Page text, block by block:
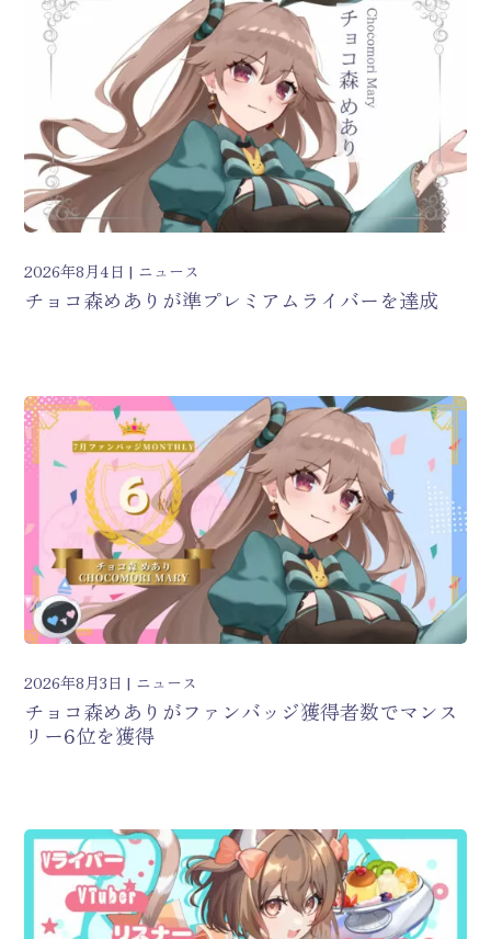
2026年8月4日 ニュース
チョコ森めありが準プレミアムライバーを達成
2026年8月3日 ニュース
チョコ森めありがファンバッジ獲得者数でマンス
リー6位を獲得